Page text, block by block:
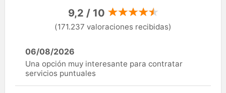
9,2 / 10
(171.237 valoraciones recibidas)
06/08/2026
Una opción muy interesante para contratar
servicios puntuales